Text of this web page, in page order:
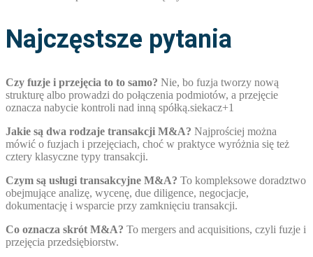
Najczęstsze pytania
Czy fuzje i przejęcia to to samo? Nie, bo fuzja tworzy nową
strukturę albo prowadzi do połączenia podmiotów, a przejęcie
oznacza nabycie kontroli nad inną spółką.siekacz+1
Jakie są dwa rodzaje transakcji M&A? Najprościej można
mówić o fuzjach i przejęciach, choć w praktyce wyróżnia się też
cztery klasyczne typy transakcji.
Czym są usługi transakcyjne M&A? To kompleksowe doradztwo
obejmujące analizę, wycenę, due diligence, negocjacje,
dokumentację i wsparcie przy zamknięciu transakcji.
Co oznacza skrót M&A? To mergers and acquisitions, czyli fuzje i
przejęcia przedsiębiorstw.